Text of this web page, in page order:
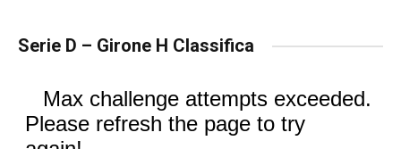
Serie D – Girone H Classifica